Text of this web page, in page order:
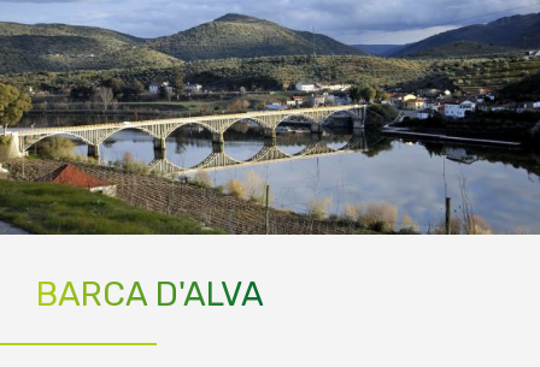
BARCA D'ALVA